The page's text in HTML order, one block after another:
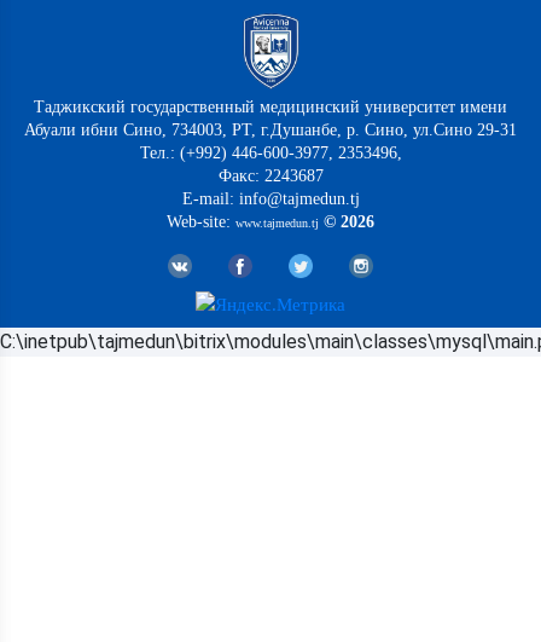
Таджикский государственный медицинский университет имени
Абуали ибни Сино, 734003, РТ, г.Душанбе, р. Сино, ул.Сино 29-31
Тел.: (+992) 446-600-3977, 2353496,
Факс: 2243687
E-mail: info@tajmedun.tj
Web-site: www.tajmedun.tj © 2026